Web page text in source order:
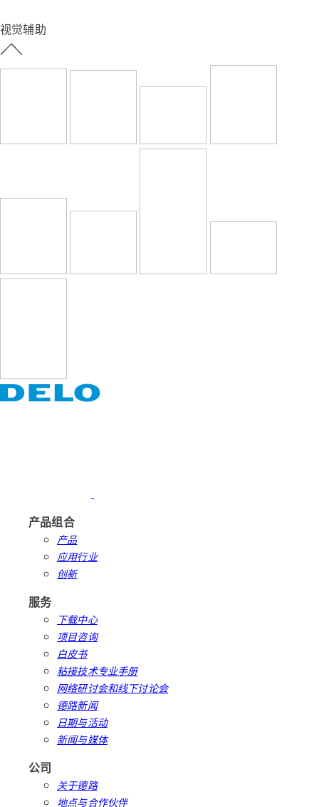
视觉辅助
产品组合
产品
应用行业
创新
服务
下载中心
项目咨询
白皮书
粘接技术专业手册
网络研讨会和线下讨论会
德路新闻
日期与活动
新闻与媒体
公司
关于德路
地点与合作伙伴